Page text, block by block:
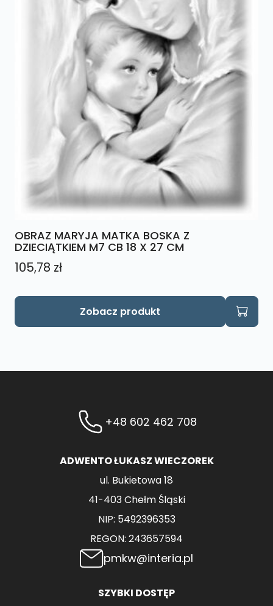
OBRAZ MARYJA MATKA BOSKA Z
DZIECIĄTKIEM M7 CB 18 X 27 CM
105,78 zł
Zobacz produkt
+48 602 462 708
ADWENTO ŁUKASZ WIECZOREK
ul. Bukietowa 18
41-403 Chełm Śląski
NIP: 5492396353
REGON: 243657594
pmkw@interia.pl
SZYBKI DOSTĘP